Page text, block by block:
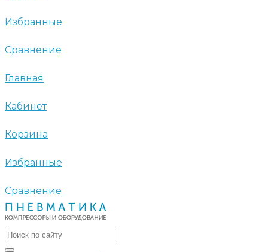
Избранные
Сравнение
Главная
Кабинет
Корзина
Избранные
Сравнение